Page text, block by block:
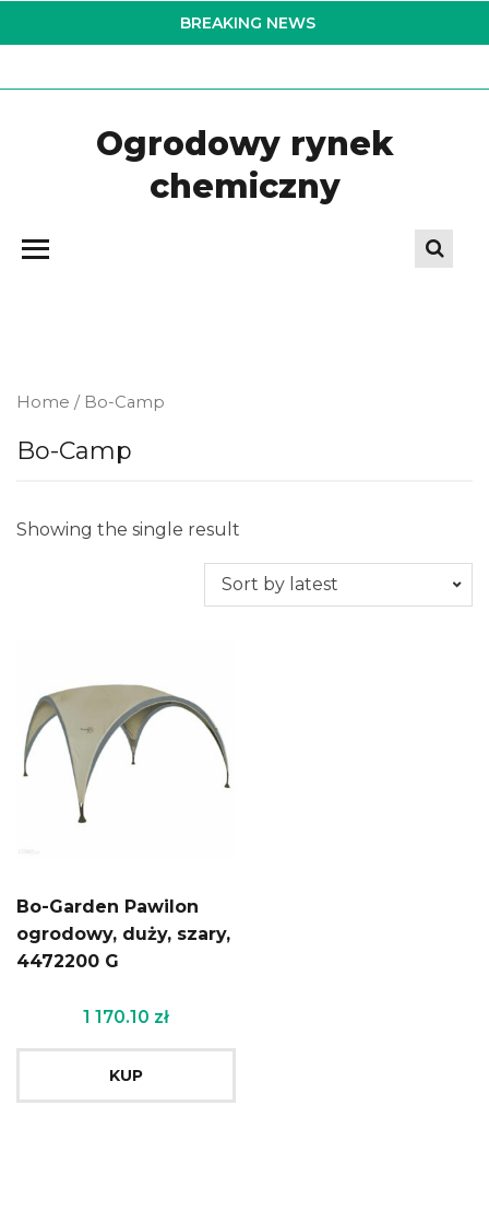
to
BREAKING NEWS
Ogrodowy rynek
chemiczny
Home / Bo-Camp
Bo-Camp
Showing the single result
Bo-Garden Pawilon
ogrodowy, duży, szary,
4472200 G
1 170.10 zł
KUP